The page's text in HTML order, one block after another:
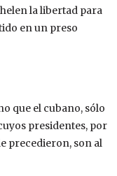
la libertad para
en un preso
que el cubano, sólo
presidentes, por
precedieron, son al